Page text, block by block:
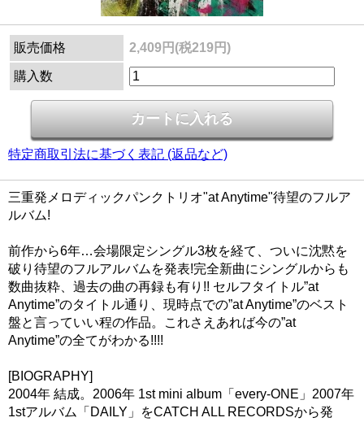
販売価格 2,409円(税219円)
購入数
特定商取引法に基づく表記 (返品など)
三重発メロディックパンクトリオ"at Anytime"待望のフルア
ルバム!
前作から6年…会場限定シングル3枚を経て、ついに沈黙を
破り待望のフルアルバムを発表!完全新曲にシングルからも
数曲抜粋、過去の曲の再録も有り!! セルフタイトル”at
Anytime”のタイトル通り、現時点での”at Anytime”のベスト
盤と言っていい程の作品。これさえあれば今の”at
Anytime”の全てがわかる!!!!
[BIOGRAPHY]
2004年 結成。2006年 1st mini album「every-ONE」2007年
1stアルバム「DAILY」をCATCH ALL RECORDSから発